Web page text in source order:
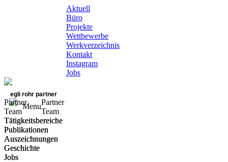
Aktuell
Büro
Projekte
Wettbewerbe
Werkverzeichnis
Kontakt
Instagram
Jobs
egli rohr partner
Menu
Partner
Team
Tätigkeitsbereiche
Publikationen
Auszeichnungen
Geschichte
Jobs
Partner
Team
Tätigkeitsbereiche
Publikationen
Auszeichnungen
Geschichte
Jobs